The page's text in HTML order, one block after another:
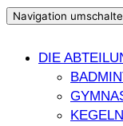
Navigation
DIE
KEGELN